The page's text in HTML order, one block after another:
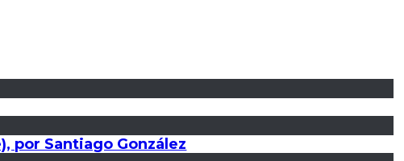
por Santiago González